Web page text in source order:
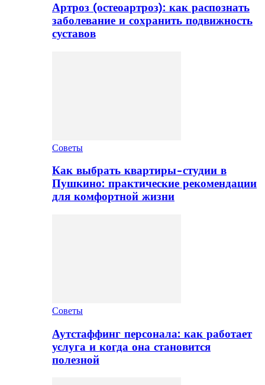
Артроз (остеоартроз): как распознать
заболевание и сохранить подвижность
суставов
Советы
Как выбрать квартиры-студии в
Пушкино: практические рекомендации
для комфортной жизни
Советы
Аутстаффинг персонала: как работает
услуга и когда она становится
полезной